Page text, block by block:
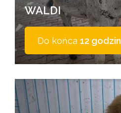
WALDI
Do końca 12 godzin